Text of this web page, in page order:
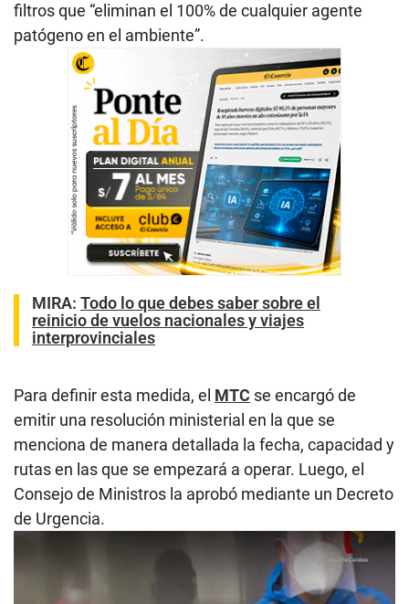
filtros que “eliminan el 100% de cualquier agente
patógeno en el ambiente”.
MIRA: Todo lo que debes saber sobre el
reinicio de vuelos nacionales y viajes
interprovinciales
Para definir esta medida, el MTC se encargó de
emitir una resolución ministerial en la que se
menciona de manera detallada la fecha, capacidad y
rutas en las que se empezará a operar. Luego, el
Consejo de Ministros la aprobó mediante un Decreto
de Urgencia.